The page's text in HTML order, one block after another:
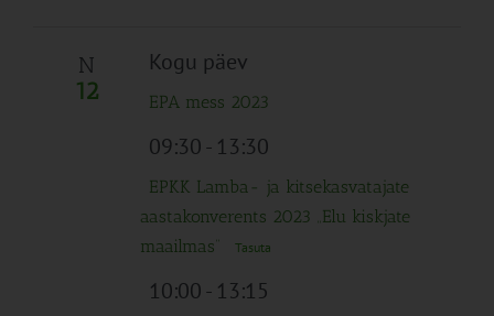
N
12
Kogu päev
EPA mess 2023
09:30- 13:30
EPKK Lamba- ja kitsekasvatajate
aastakonverents 2023 „Elu kiskjate
maailmas“
Tasuta
10:00- 13:15